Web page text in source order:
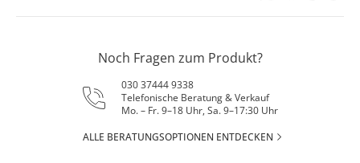
Noch Fragen zum Produkt?
030 37444 9338
Telefonische Beratung & Verkauf
Mo. – Fr. 9–18 Uhr, Sa. 9–17:30 Uhr
ALLE BERATUNGSOPTIONEN ENTDECKEN